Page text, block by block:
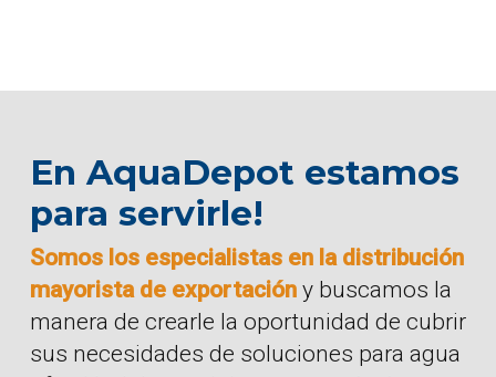
En AquaDepot estamos
para servirle!
Somos los especialistas en la distribución
mayorista de exportacióny buscamos la
manera de crearle la oportunidad de cubrir
sus necesidades de soluciones para agua